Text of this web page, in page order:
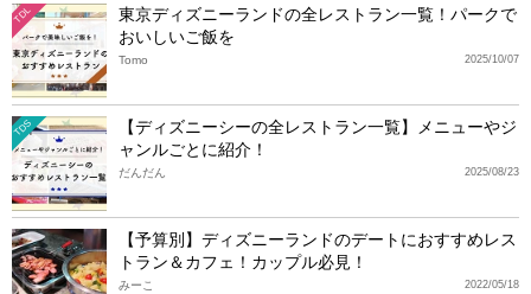
TDL
東京ディズニーランドの全レストラン一覧！パークで
おいしいご飯を
2025/10/07
Tomo
TDS
【ディズニーシーの全レストラン一覧】メニューやジ
ャンルごとに紹介！
2025/08/23
だんだん
【予算別】ディズニーランドのデートにおすすめレス
トラン＆カフェ！カップル必見！
2022/05/18
みーこ